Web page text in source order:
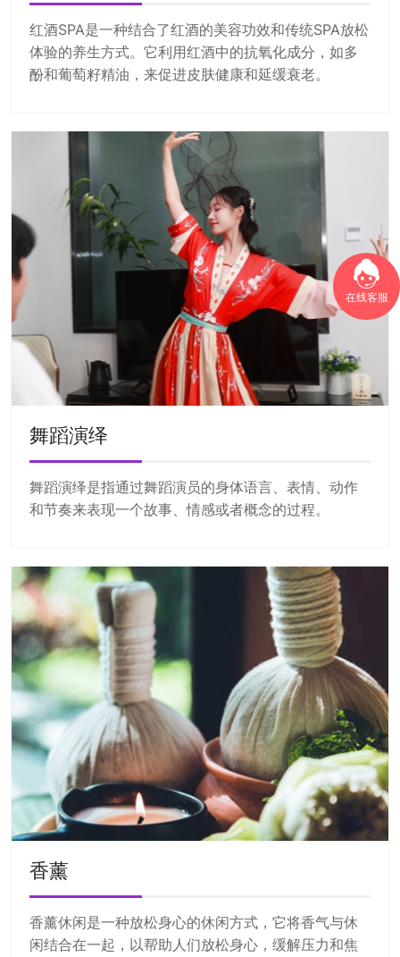
在线客服
红酒SPA是一种结合了红酒的美容功效和传统SPA放松
体验的养生方式。它利用红酒中的抗氧化成分，如多
酚和葡萄籽精油，来促进皮肤健康和延缓衰老。
舞蹈演绎
舞蹈演绎是指通过舞蹈演员的身体语言、表情、动作
和节奏来表现一个故事、情感或者概念的过程。
香薰
香薰休闲是一种放松身心的休闲方式，它将香气与休
闲结合在一起，以帮助人们放松身心，缓解压力和焦